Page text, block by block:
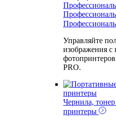
Управляйте
изображения
PRO.
принтеры
Чернила,
принтеры